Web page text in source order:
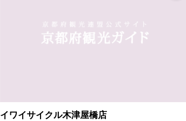
イワイサイクル木津屋橋店